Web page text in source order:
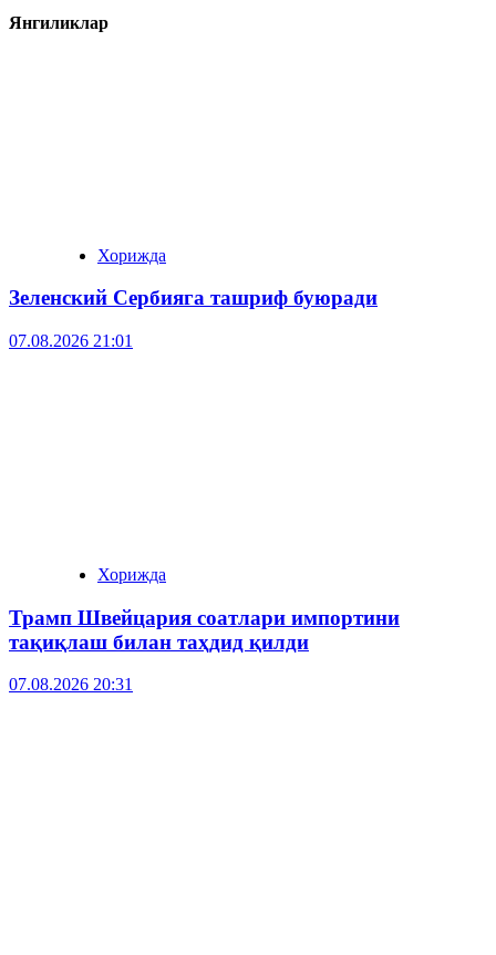
Янгиликлар
Хорижда
Зеленский Сербияга ташриф буюради
07.08.2026 21:01
Хорижда
Трамп Швейцария соатлари импортини
тақиқлаш билан таҳдид қилди
07.08.2026 20:31